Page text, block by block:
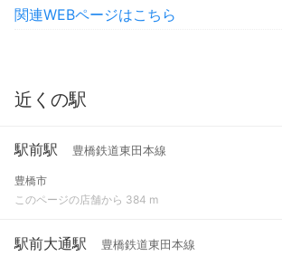
関連WEBページはこちら
近くの駅
駅前駅 豊橋鉄道東田本線
豊橋市
このページの店舗から 384 m
駅前大通駅 豊橋鉄道東田本線